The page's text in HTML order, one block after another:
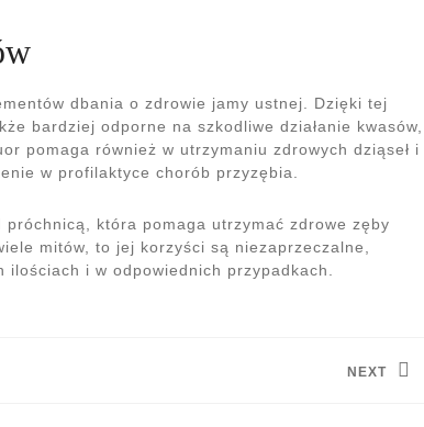
dbania o zdrowie jamy ustnej. Dzięki tej
bardziej odporne na szkodliwe działanie kwasów,
pomaga również w utrzymaniu zdrowych dziąseł i
w profilaktyce chorób przyzębia.
która pomaga utrzymać zdrowe zęby
mitów, to jej korzyści są niezaprzeczalne,
i w odpowiednich przypadkach.
NEXT